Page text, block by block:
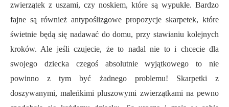
zwierzątek z uszami, czy noskiem, które są wypukłe. Bardzo
fajne są również antypoślizgowe propozycje skarpetek, które
świetnie będą się nadawać do domu, przy stawianiu kolejnych
kroków. Ale jeśli czujecie, że to nadal nie to i chcecie dla
swojego dziecka czegoś absolutnie wyjątkowego to nie
powinno z tym być żadnego problemu! Skarpetki z
doszywanymi, maleńkimi pluszowymi zwierzątkami na pewno